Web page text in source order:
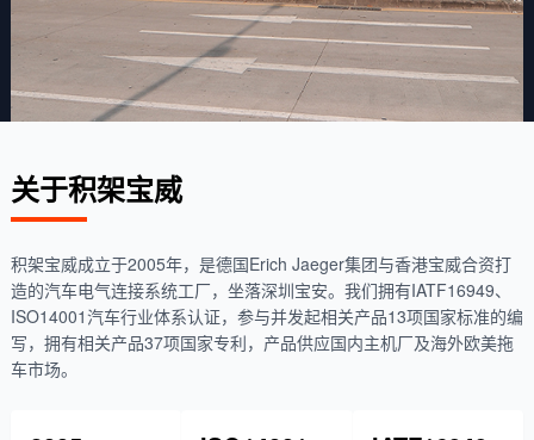
关于积架宝威
积架宝威成立于2005年，是德国Erich Jaeger集团与香港宝威合资打
造的汽车电气连接系统工厂，坐落深圳宝安。我们拥有IATF16949、
ISO14001汽车行业体系认证，参与并发起相关产品13项国家标准的编
写，拥有相关产品37项国家专利，产品供应国内主机厂及海外欧美拖
车市场。